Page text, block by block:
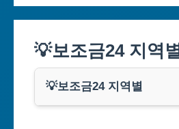
💡보조금24 지역별
💡보조금24 지역별